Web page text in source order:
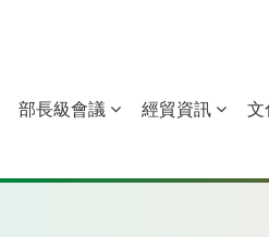
赤道幾內亞 莫桑比克
部長級會議 經貿資訊 文